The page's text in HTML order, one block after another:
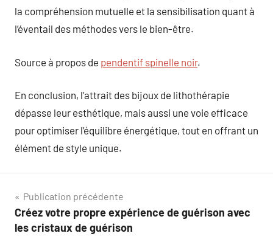
la compréhension mutuelle et la sensibilisation quant à
l’éventail des méthodes vers le bien-être.
Source à propos de pendentif spinelle noir.
En conclusion, l’attrait des bijoux de lithothérapie
dépasse leur esthétique, mais aussi une voie efficace
pour optimiser l’équilibre énergétique, tout en offrant un
élément de style unique.
Navigation
de
Publication précédente
Créez votre propre expérience de guérison avec
les cristaux de guérison